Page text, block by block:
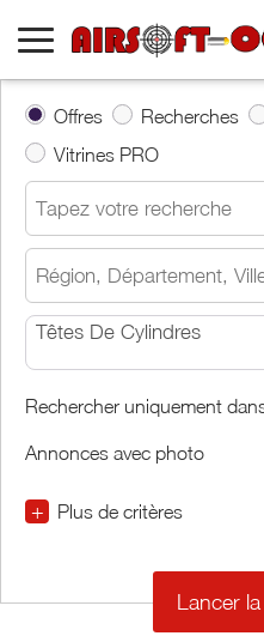
Offres Recherches
Vitrines PRO
Têtes De Cylindres
Rechercher uniquement
Annonces avec photo
+ Plus de critères